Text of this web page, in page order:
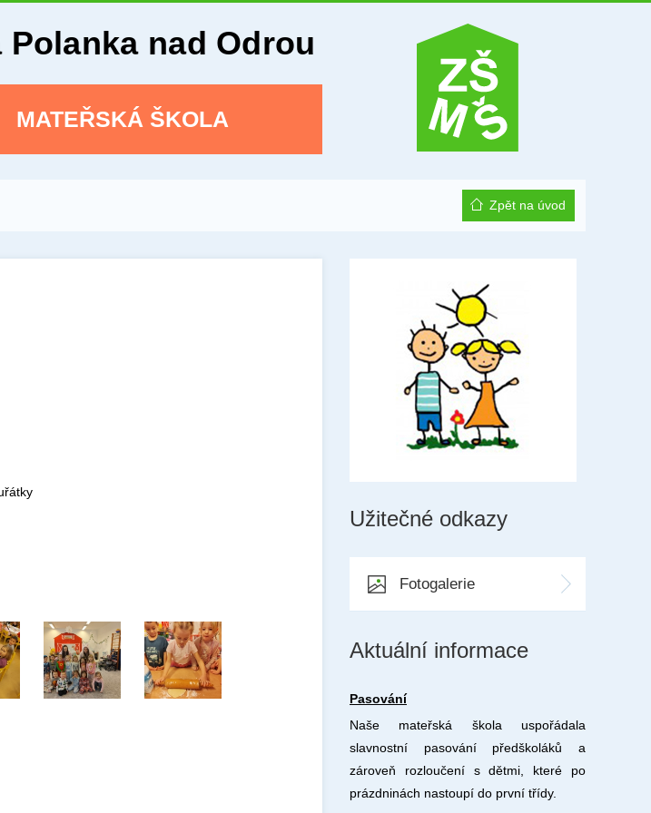
nad Odrou
MATEŘSKÁ ŠKOLA
Zpět na úvod
Užitečné odkazy
Fotogalerie
Aktuální informace
Pasování
Naše mateřská škola uspořádala
slavnostní pasování předškoláků a
zároveň rozloučení s dětmi, které po
prázdninách nastoupí do první třídy.